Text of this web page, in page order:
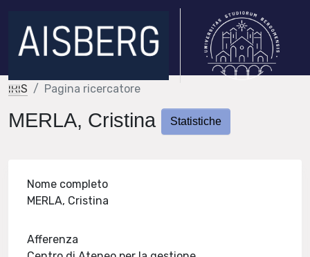
IRIS Pagina ricercatore
MERLA, Cristina Statistiche
Nome completo
MERLA, Cristina
Afferenza